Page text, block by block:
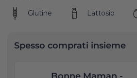
Glutine Lattosio
Spesso comprati insieme
Bonne Maman -